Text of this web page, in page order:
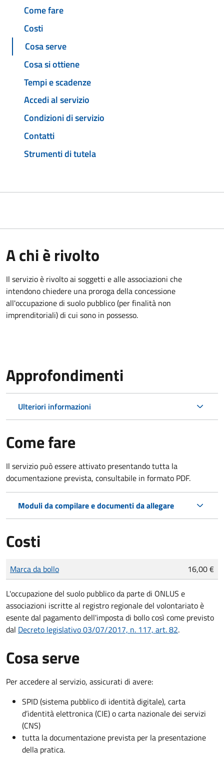
Come fare
Costi
Cosa serve
Cosa si ottiene
Tempi e scadenze
Accedi al servizio
Condizioni di servizio
Contatti
Strumenti di tutela
A chi è rivolto
Il servizio è rivolto ai soggetti e alle associazioni che
intendono chiedere una proroga della concessione
all'occupazione di suolo pubblico (per finalità non
imprenditoriali) di cui sono in possesso.
Approfondimenti
Ulteriori informazioni
Come fare
Il servizio può essere attivato presentando tutta la
documentazione prevista, consultabile in formato PDF.
Moduli da compilare e documenti da allegare
Costi
Tipo di pagamento
Importo
Marca da bollo 16,00 €
L'occupazione del suolo pubblico da parte di ONLUS e
associazioni iscritte al registro regionale del volontariato è
esente dal pagamento dell'imposta di bollo così come previsto
dal Decreto legislativo 03/07/2017, n. 117, art. 82.
Cosa serve
Per accedere al servizio, assicurati di avere:
SPID (sistema pubblico di identità digitale), carta
d’identità elettronica (CIE) o carta nazionale dei servizi
(CNS)
tutta la documentazione prevista per la presentazione
della pratica.